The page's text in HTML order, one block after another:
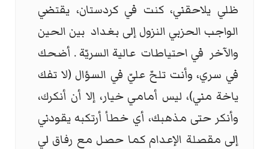
ظلي يلاحقني، كنت في كردستان، يقتضي
الواجب الحزبي النزول إلى بغداد بين الحين
والآخر في احتياطات عالية السريّة . أضحك
في سري، وأنت تلحّ عليّ في السؤال (لا تفك
ياخة مني)، ليس أمامي خيار، إلا أن أنكرك،
وأنكر حتى مذهبك، أي خطأ أرتكبه يقودني
إلى مقصلة الإعدام كما حصل مع رفاق لي